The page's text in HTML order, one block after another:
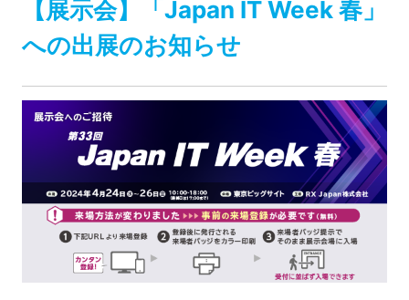
【展示会】「Japan IT Week 春」
への出展のお知らせ